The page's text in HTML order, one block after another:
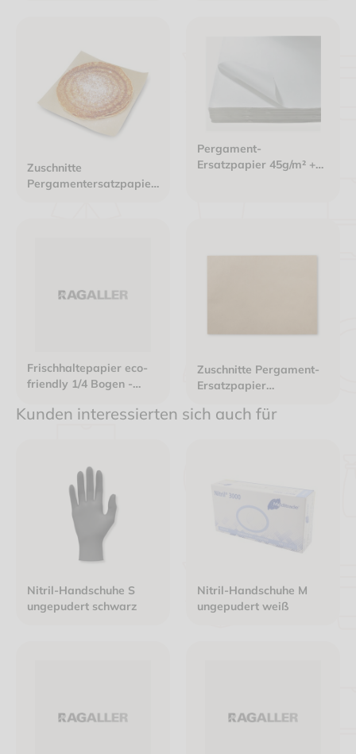
Zuschnitte
Pergamentersatzpapier
Pergament-
Ersatzpapier 45g/m² +
Frischhaltepapier eco-
friendly 1/4 Bogen -
verpackt"
Zuschnitte Pergament-
Ersatzpapier
ungebleicht braun
Kunden interessierten sich auch für
Nitril-Handschuhe S
ungepudert schwarz
Nitril-Handschuhe M
ungepudert weiß